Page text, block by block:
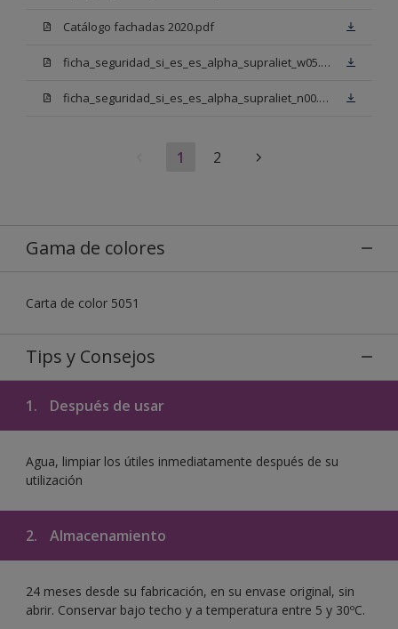
Catálogo fachadas 2020.pdf
ficha_seguridad_si_es_es_alpha_supraliet_w05.pdf
ficha_seguridad_si_es_es_alpha_supraliet_n00.pdf
1 2
Gama de colores
Carta de color 5051
Tips y Consejos
1. Después de usar
Agua, limpiar los útiles inmediatamente después de su
utilización
2. Almacenamiento
24 meses desde su fabricación, en su envase original, sin
abrir. Conservar bajo techo y a temperatura entre 5 y 30ºC.